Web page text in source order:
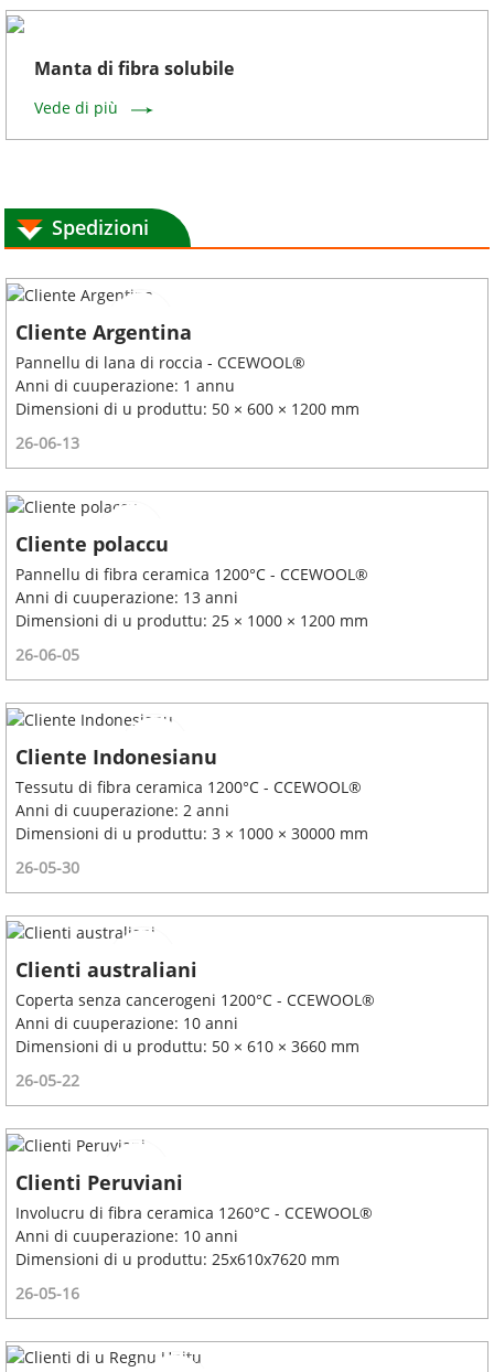
Manta di fibra solubile
Vede di più
Spedizioni
Cliente Argentina
Pannellu di lana di roccia - CCEWOOL®
Anni di cuuperazione: 1 annu
Dimensioni di u produttu: 50 × 600 × 1200 mm
26-06-13
Cliente polaccu
Pannellu di fibra ceramica 1200°C - CCEWOOL®
Anni di cuuperazione: 13 anni
Dimensioni di u produttu: 25 × 1000 × 1200 mm
26-06-05
Cliente Indonesianu
Tessutu di fibra ceramica 1200°C - CCEWOOL®
Anni di cuuperazione: 2 anni
Dimensioni di u produttu: 3 × 1000 × 30000 mm
26-05-30
Clienti australiani
Coperta senza cancerogeni 1200°C - CCEWOOL®
Anni di cuuperazione: 10 anni
Dimensioni di u produttu: 50 × 610 × 3660 mm
26-05-22
Clienti Peruviani
Involucru di fibra ceramica 1260°C - CCEWOOL®
Anni di cuuperazione: 10 anni
Dimensioni di u produttu: 25x610x7620 mm
26-05-16